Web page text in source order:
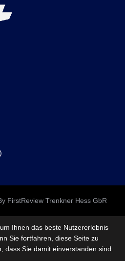
FirstReview Trenkner Hess GbR
Ihnen das beste Nutzererlebnis
Sie fortfahren, diese Seite zu
dass Sie damit einverstanden sind.